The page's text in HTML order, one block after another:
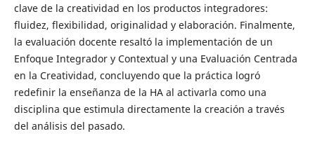
clave de la creatividad en los productos integradores:
fluidez, flexibilidad, originalidad y elaboración. Finalmente,
la evaluación docente resaltó la implementación de un
Enfoque Integrador y Contextual y una Evaluación Centrada
en la Creatividad, concluyendo que la práctica logró
redefinir la enseñanza de la HA al activarla como una
disciplina que estimula directamente la creación a través
del análisis del pasado.